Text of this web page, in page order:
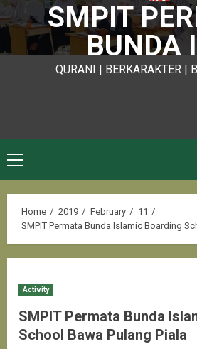
SMPIT
BUNDA
QURANI | BERKARAKTER |
Primary
Menu
Home 2019 February
11
SMPIT Permata Bunda Islamic Boarding
Activity
SMPIT Permata Bunda
School Bawa Pulang Piala